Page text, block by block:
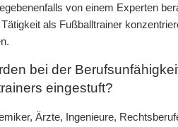
von einem Experten
als Fußballtrainer
bei der
eingestuft?
Ärzte, Ingenieure,